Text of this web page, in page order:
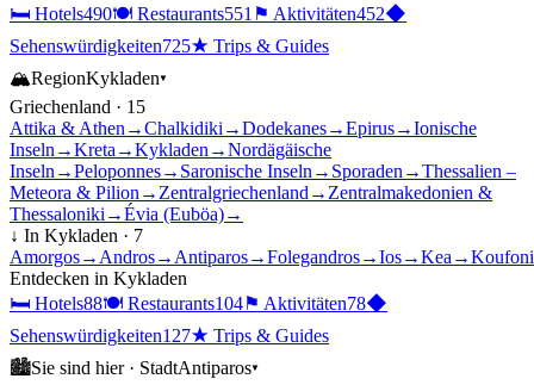
🛏 Hotels490🍽 Restaurants551 ⚑ Aktivitäten452◆
Sehenswürdigkeiten725★ Trips & Guides
🏔RegionKykladen▾
Griechenland · 15
Attika & Athen →Chalkidiki →Dodekanes→Epirus→Ionische
Inseln →Kreta →Kykladen →Nordägäische
Inseln →Peloponnes→ Saronische Inseln → Sporaden →Thessalien –
Meteora & Pilion → Zentralgriechenland → Zentralmakedonien &
Thessaloniki →Évia (Euböa)→
↓ In Kykladen · 7
Amorgos→ Andros→ Antiparos→Folegandros→Ios→Kea →
Entdecken in Kykladen
🛏 Hotels88🍽 Restaurants104⚑ Aktivitäten78◆
Sehenswürdigkeiten127★ Trips & Guides
🏙Sie sind hier · StadtAntiparos▾